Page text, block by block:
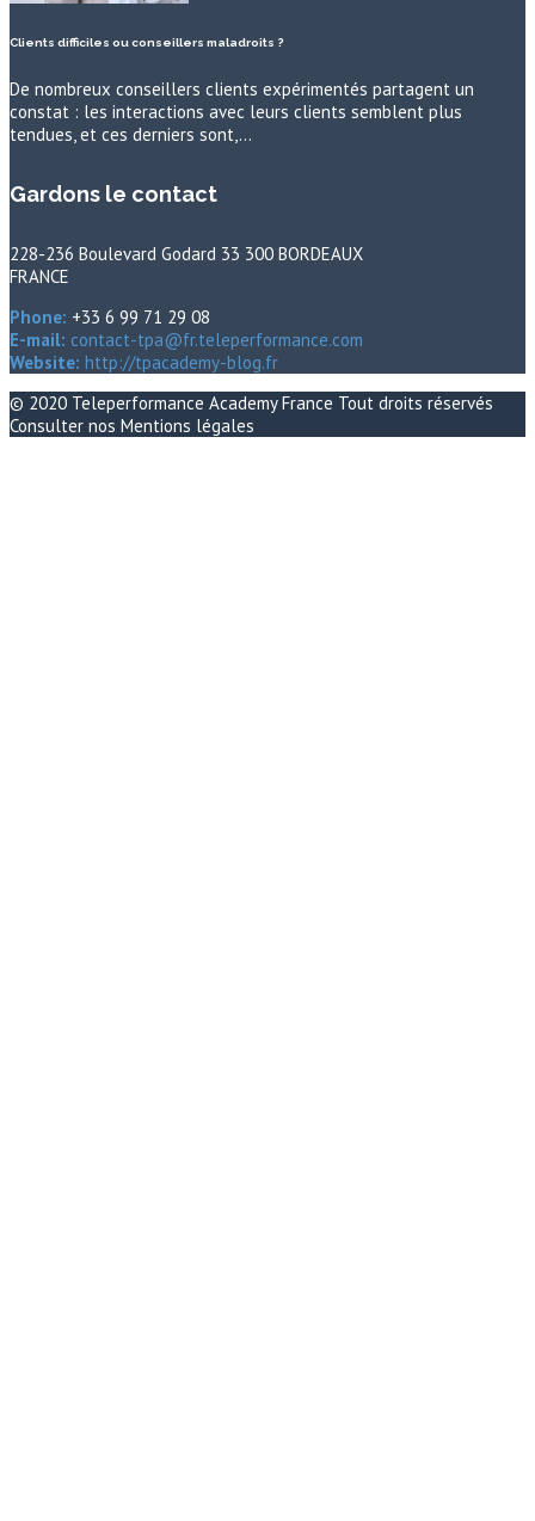
Clients difficiles ou conseillers maladroits ?
De nombreux conseillers clients expérimentés partagent un
constat : les interactions avec leurs clients semblent plus
tendues, et ces derniers sont,…
Gardons le contact
228-236 Boulevard Godard 33 300 BORDEAUX
FRANCE
Phone: +33 6 99 71 29 08
E-mail: contact-tpa@fr.teleperformance.com
Website: http://tpacademy-blog.fr
© 2020 Teleperformance Academy France Tout droits réservés
Consulter nos Mentions légales